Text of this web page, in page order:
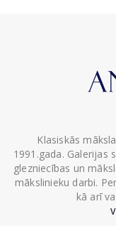
Klasiskās
1991.gada. Galerijas
glezniecības un
mākslinieku darbi.
kā arī